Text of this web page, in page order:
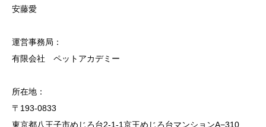
安藤愛
運営事務局：
有限会社 ペットアカデミー
所在地：
〒193-0833
東京都八王子市めじろ台2-1-1京王めじろ台マンションA−310